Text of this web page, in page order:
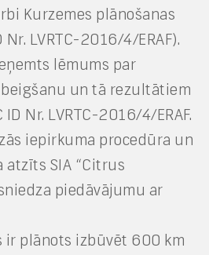
Kurzemes plānošanas
Nr. LVRTC-2016/4/ERAF).
lēmums par
un tā rezultātiem
Nr. LVRTC-2016/4/ERAF.
iepirkuma procedūra un
SIA “Citrus
piedāvājumu ar
ir plānots izbūvēt 600 km